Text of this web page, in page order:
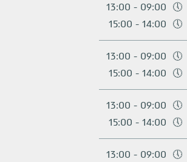
09:00
-
13:00
14:00
-
15:00
09:00
-
13:00
14:00
-
15:00
09:00
-
13:00
14:00
-
15:00
09:00
-
13:00